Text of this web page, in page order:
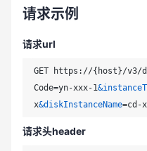
请求示例
请求url
GET https://{host}/v3/
Code=yn-xxx-1
x&diskInstanceName=cd-
请求头header